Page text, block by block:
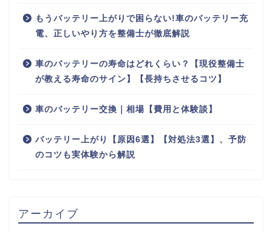
もうバッテリー上がりで困らない!車のバッテリー充
電、正しいやり方を整備士が徹底解説
車のバッテリーの寿命はどれくらい？【現役整備士
が教える寿命のサイン】【長持ちさせるコツ】
車のバッテリー交換｜相場【費用と体験談】
バッテリー上がり【原因6選】【対処法3選】、予防
のコツも実体験から解説
アーカイブ